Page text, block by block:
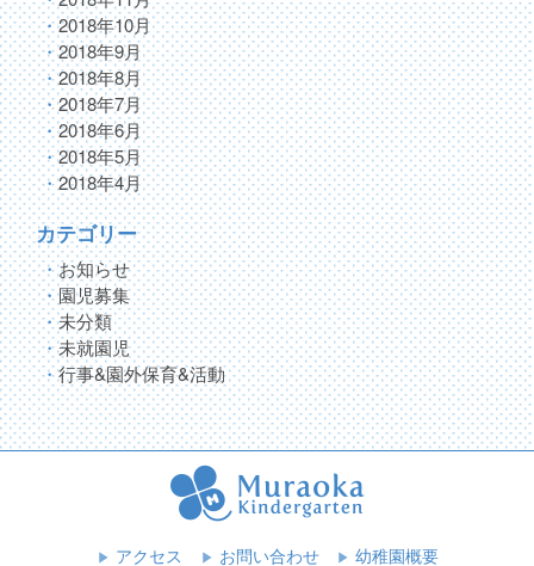
2018年10月
2018年9月
2018年8月
2018年7月
2018年6月
2018年5月
2018年4月
カテゴリー
お知らせ
園児募集
未分類
未就園児
行事&園外保育&活動
アクセス お問い合わせ 幼稚園概要